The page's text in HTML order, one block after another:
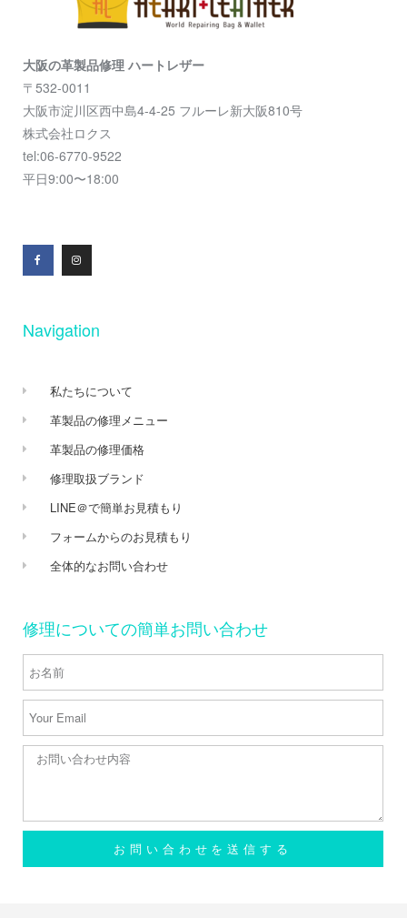
大阪の革製品修理 ハートレザー
〒532-0011
大阪市淀川区西中島4-4-25 フルーレ新大阪810号
株式会社ロクス
tel:06-6770-9522
平日9:00〜18:00
Navigation
私たちについて
革製品の修理メニュー
革製品の修理価格
修理取扱ブランド
LINE＠で簡単お見積もり
フォームからのお見積もり
全体的なお問い合わせ
修理についての簡単お問い合わせ
お問い合わせを送信する